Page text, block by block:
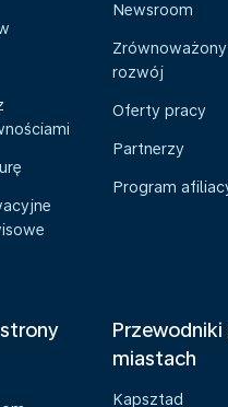
Newsroom
Zrównoważony
rozwój
Oferty pracy
Partnerzy
Program
Przewodniki
miastach
Kapsztad